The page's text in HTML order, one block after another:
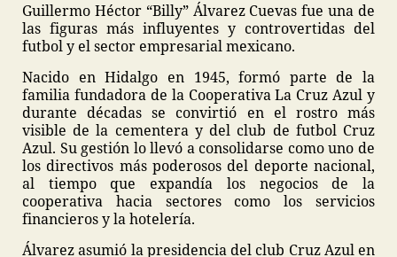
Guillermo Héctor “Billy” Álvarez Cuevas fue una de
las figuras más influyentes y controvertidas del
futbol y el sector empresarial mexicano.
Nacido en Hidalgo en 1945, formó parte de la
familia fundadora de la Cooperativa La Cruz Azul y
durante décadas se convirtió en el rostro más
visible de la cementera y del club de futbol Cruz
Azul. Su gestión lo llevó a consolidarse como uno de
los directivos más poderosos del deporte nacional,
al tiempo que expandía los negocios de la
cooperativa hacia sectores como los servicios
financieros y la hotelería.
Álvarez asumió la presidencia del club Cruz Azul en